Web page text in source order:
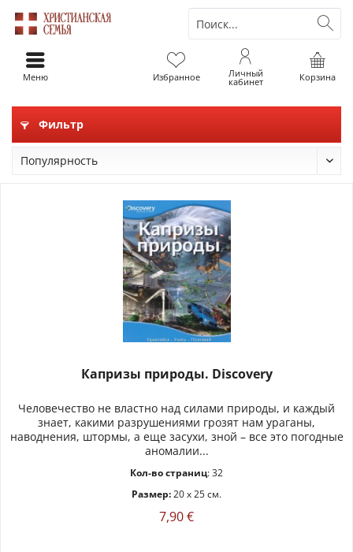
Корзина
Избранное Личный
кабинет
Меню
Фильтр
Капризы природы. Discovery
Человечество не властно над силами природы, и каждый
знает, какими разрушениями грозят нам ураганы,
наводнения, штормы, а еще засухи, зной – все это погодные
аномалии...
Кол-во страниц: 32
Размер:20 x 25 см.
7,90 €